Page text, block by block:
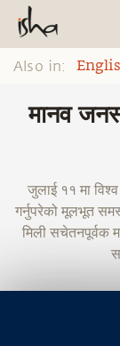
Also in:
मानव
जुलाई ११ मा
गर्नुपरेको मूलभूत
मिली सचेतनपूर्वक